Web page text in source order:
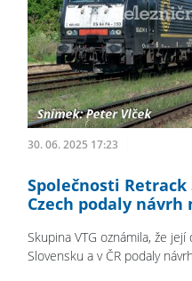
30. 06. 2025 17:23
Společnosti
Czech podaly návrh
Skupina VTG oznámila, že
Slovensku a v ČR podaly